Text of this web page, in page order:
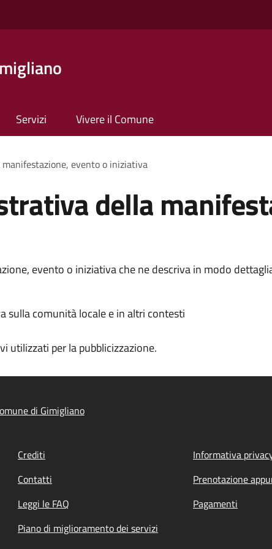
Servizi Vivere il Comune
evento o iniziativa
della
evento o iniziativa che ne descriva in modo
sulla comunità locale e in altri contesti
utilizzati per la pubblicizzazione.
di Gimigliano
Crediti Informativa
Contatti Prenotazione
Leggi le FAQ Pagamenti
Piano di miglioramento dei servizi